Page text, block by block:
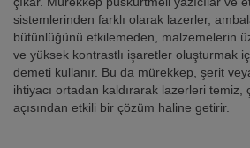
sistemlerinden farklı olarak lazerler,
bütünlüğünü etkilemeden, malzemelerin
ve yüksek kontrastlı işaretler oluşturmak
demeti kullanır. Bu da mürekkep, şerit
ihtiyacı ortadan kaldırarak lazerleri temiz,
açısından etkili bir çözüm haline getirir.